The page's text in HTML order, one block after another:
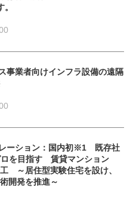
事業者向けインフラ設備の遠隔
レーション：国内初※1 既存社
を目指す 賃貸マンション
～居住型実験住宅を設け、
開発を推進～